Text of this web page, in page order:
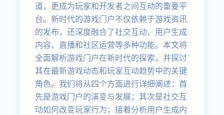
道，更成为玩家和开发者之间互动的重要平
台。新时代的游戏门户不仅依赖于游戏资讯
的发布，还深度融合了社交互动、用户生成
内容、直播和社区运营等多种功能。本文将
全面解析游戏门户在新时代的探索，并探讨
其在最新游戏动态和玩家互动趋势中的关键
角色。我们将从四个方面进行详细阐述：首
先是游戏门户的演变与发展；其次是社交互
动如何改变玩家行为；接着分析用户生成内